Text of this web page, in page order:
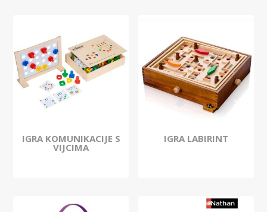
IGRA KOMUNIKACIJE S
VIJCIMA
IGRA LABIRINT